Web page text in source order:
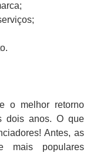
o melhor retorno
dois anos. O que
Antes, as
mais populares